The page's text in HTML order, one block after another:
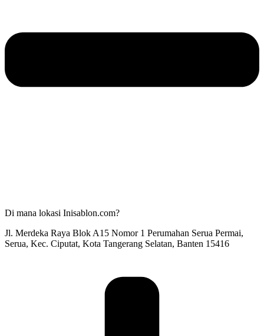
Di mana lokasi Inisablon.com?
Jl. Merdeka Raya Blok A15 Nomor 1 Perumahan Serua Permai,
Serua, Kec. Ciputat, Kota Tangerang Selatan, Banten 15416